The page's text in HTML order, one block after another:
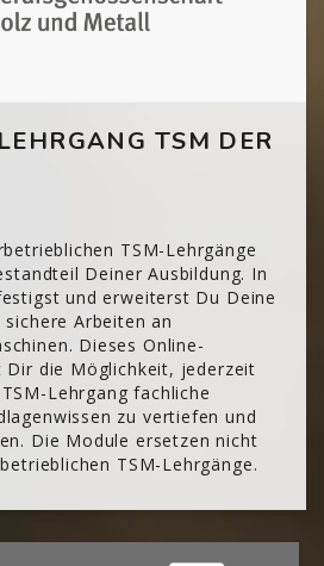
TSM DER
TSM-Lehrgänge
Deiner Ausbildung. In
und erweiterst Du Deine
Arbeiten an
Dieses Online-
Dir die Möglichkeit, jederzeit
Lehrgang fachliche
zu vertiefen und
Die Module ersetzen nicht
TSM-Lehrgänge.